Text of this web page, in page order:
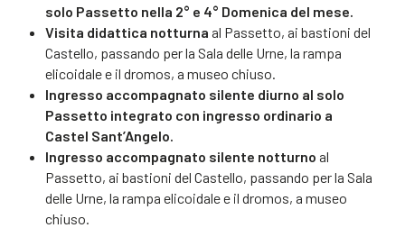
solo Passetto nella 2° e 4° Domenica del mese.
Visita didattica notturna al Passetto, ai bastioni del
Castello, passando per la Sala delle Urne, la rampa
elicoidale e il dromos, a museo chiuso.
Ingresso accompagnato silente diurno al solo
Passetto integrato con ingresso ordinario a
Castel Sant’Angelo.
Ingresso accompagnato silente notturno al
Passetto, ai bastioni del Castello, passando per la Sala
delle Urne, la rampa elicoidale e il dromos, a museo
chiuso.